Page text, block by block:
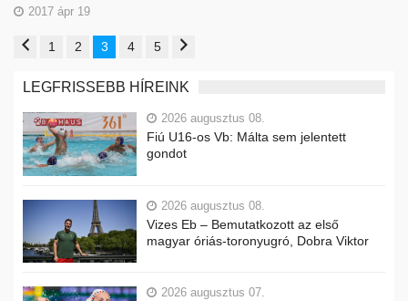
2017 ápr 19
1 2 3 4 5
LEGFRISSEBB HÍREINK
2026 augusztus 08.
Fiú U16-os Vb: Málta sem jelentett
gondot
2026 augusztus 08.
Vizes Eb – Bemutatkozott az első
magyar óriás-toronyugró, Dobra Viktor
2026 augusztus 07.